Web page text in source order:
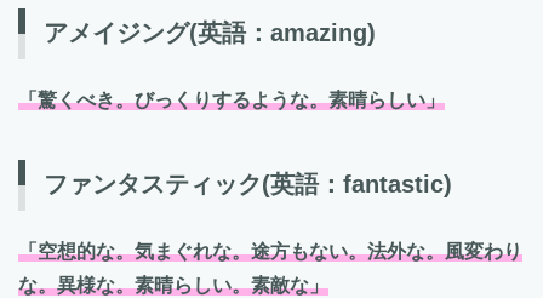
アメイジング(英語：amazing)
「驚くべき。びっくりするような。素晴らしい」
ファンタスティック(英語：fantastic)
「空想的な。気まぐれな。途方もない。法外な。風変わり
な。異様な。素晴らしい。素敵な」